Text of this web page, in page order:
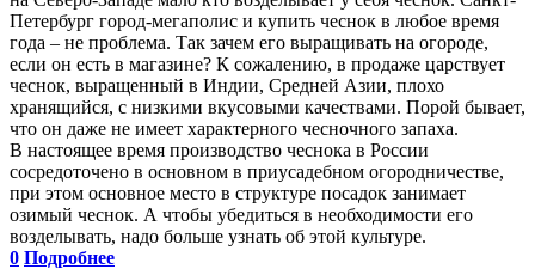
Петербург город-мегаполис и купить чеснок в любое время
года – не проблема. Так зачем его выращивать на огороде,
если он есть в магазине? К сожалению, в продаже царствует
чеснок, выращенный в Индии, Средней Азии, плохо
хранящийся, с низкими вкусовыми качествами. Порой бывает,
что он даже не имеет характерного чесночного запаха.
В настоящее время производство чеснока в России
сосредоточено в основном в приусадебном огородничестве,
при этом основное место в структуре посадок занимает
озимый чеснок. А чтобы убедиться в необходимости его
возделывать, надо больше узнать об этой культуре.
0 Подробнее